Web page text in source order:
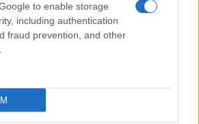
to enable storage
including authentication
fraud prevention, and other